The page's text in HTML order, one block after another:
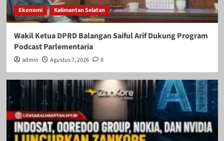
Ekonomi Kalimantan Selatan
Wakil Ketua DPRD Balangan Saiful Arif Dukung Program
Podcast Parlementaria
admin Agustus 7, 2026 0